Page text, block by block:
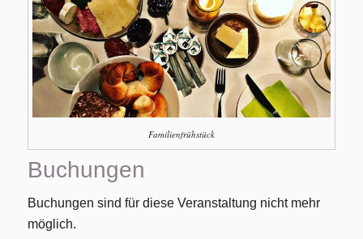
Familienfrühstück
Buchungen
Buchungen sind für diese Veranstaltung nicht mehr
möglich.